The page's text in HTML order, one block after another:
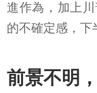
進作為，加上
的不確定感，下
前景不明